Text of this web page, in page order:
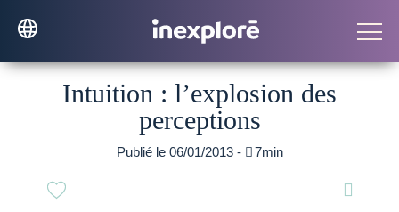
Intuition : l’explosion des
perceptions
Publié le 06/01/2013 - 7min
